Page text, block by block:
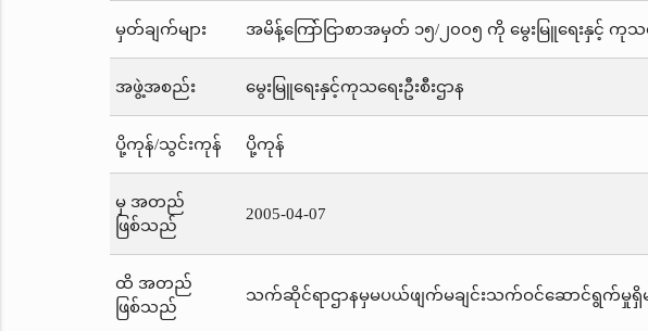
မှတ်ချက်များ အမိန့်ကြော်ငြာစာအမှတ် ၁၅/၂၀၀၅ ကို မွေးမြူရေးနှင့် ကုသ
အဖွဲ့အစည်း မွေးမြူရေးနှင့်ကုသရေးဦးစီးဌာန
ပို့ကုန်/သွင်းကုန် ပို့ကုန်
မှ အတည်
ဖြစ်သည်
2005-04-07
ထိ အတည်
ဖြစ်သည်
သက်ဆိုင်ရာဌာနမှမပယ်ဖျက်မချင်းသက်ဝင်ဆောင်ရွက်မှုရှိ